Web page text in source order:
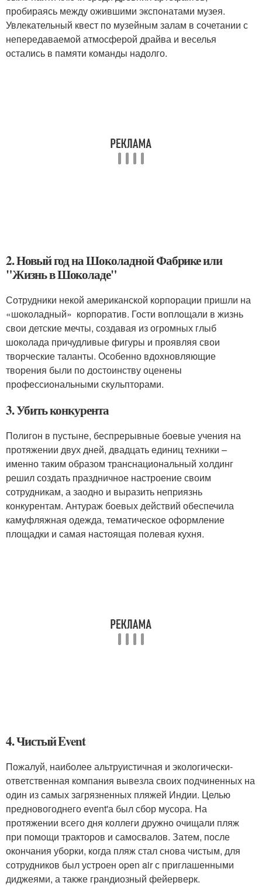
пробираясь между ожившими экспонатами музея.
Увлекательный квест по музейным залам в сочетании с
непередаваемой атмосферой драйва и веселья
остались в памяти команды надолго.
2. Новый год на Шоколадной Фабрике или
"Жизнь в Шоколаде"
Сотрудники некой американской корпорации пришли на
«шоколадный» корпоратив. Гости воплощали в жизнь
свои детские мечты, создавая из огромных глыб
шоколада причудливые фигуры и проявляя свои
творческие таланты. Особенно вдохновляющие
творения были по достоинству оценены
профессиональными скульпторами.
3. Убить конкурента
Полигон в пустыне, беспрерывные боевые учения на
протяжении двух дней, двадцать единиц техники –
именно таким образом транснациональный холдинг
решил создать праздничное настроение своим
сотрудникам, а заодно и выразить неприязнь
конкурентам. Антураж боевых действий обеспечила
камуфляжная одежда, тематическое оформление
площадки и самая настоящая полевая кухня.
4. Чистый Event
Пожалуй, наиболее альтруистичная и экологически-
ответственная компания вывезла своих подчиненных на
один из самых загрязненных пляжей Индии. Целью
предновогоднего event'а был сбор мусора. На
протяжении всего дня коллеги дружно очищали пляж
при помощи тракторов и самосвалов. Затем, после
окончания уборки, когда пляж стал снова чистым, для
сотрудников был устроен open air с приглашенными
диджеями, а также грандиозный фейерверк.